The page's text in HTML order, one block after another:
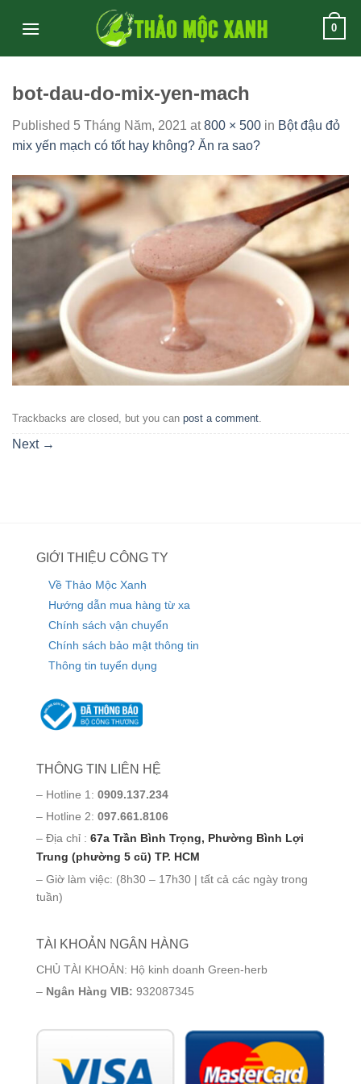
0
bot-dau-do-mix-yen-mach
Published 5 Tháng Năm, 2021 at800 × 500 in Bột đậu đỏ
mix yến mạch có tốt hay không? Ăn ra sao?
Trackbacks are closed, but you can post a comment
Next →
GIỚI THIỆU CÔNG TY
Về Thảo Mộc Xanh
Hướng dẫn mua hàng từ xa
Chính sách vận chuyển
Chính sách bảo mật thông tin
Thông tin tuyển dụng
THÔNG TIN LIÊN HỆ
– Hotline 1: 0909.137.234
– Hotline 2: 097.661.8106
– Địa chỉ : 67a Trần Bình Trọng, Phường Bình Lợi
Trung (phường 5 cũ) TP. HCM
– Giờ làm việc: (8h30 – 17h30 | tất cả các ngày trong
tuần)
TÀI KHOẢN NGÂN HÀNG
CHỦ TÀI KHOẢN: Hộ kinh doanh Green-herb
– Ngân Hàng VIB: 932087345